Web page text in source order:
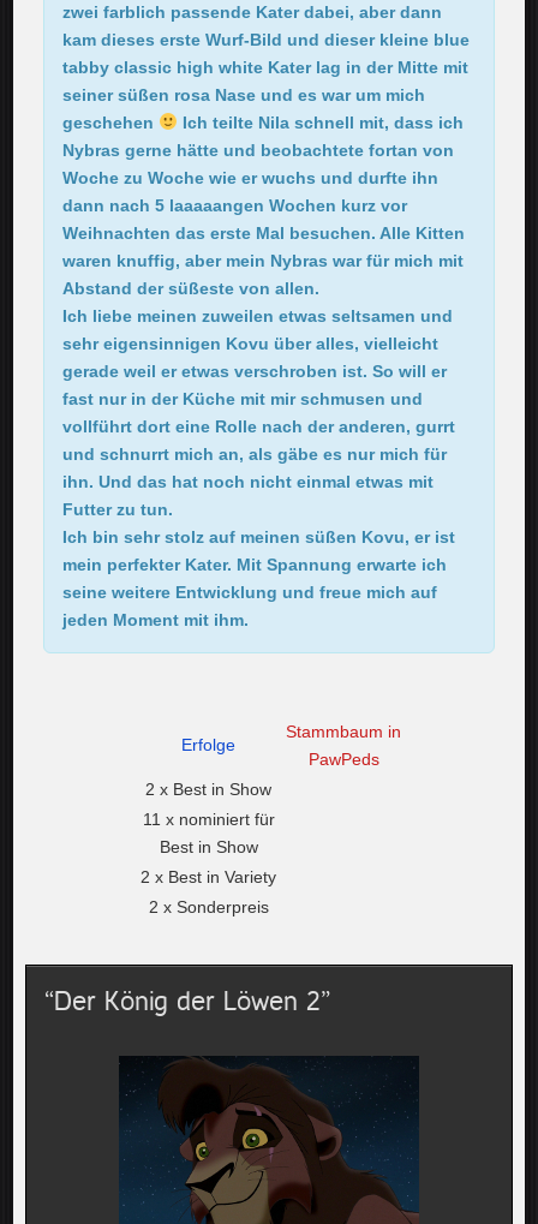
zwei farblich passende Kater dabei, aber dann
kam dieses erste Wurf-Bild und dieser kleine blue
tabby classic high white Kater lag in der Mitte mit
seiner süßen rosa Nase und es war um mich
geschehen
Ich teilte Nila schnell mit, dass ich
Nybras gerne hätte und beobachtete fortan von
Woche zu Woche wie er wuchs und durfte ihn
dann nach 5 laaaaangen Wochen kurz vor
Weihnachten das erste Mal besuchen. Alle Kitten
waren knuffig, aber mein Nybras war für mich mit
Abstand der süßeste von allen.
Ich liebe meinen zuweilen etwas seltsamen und
sehr eigensinnigen Kovu über alles, vielleicht
gerade weil er etwas verschroben ist. So will er
fast nur in der Küche mit mir schmusen und
vollführt dort eine Rolle nach der anderen, gurrt
und schnurrt mich an, als gäbe es nur mich für
ihn. Und das hat noch nicht einmal etwas mit
Futter zu tun.
Ich bin sehr stolz auf meinen süßen Kovu, er ist
mein perfekter Kater. Mit Spannung erwarte ich
seine weitere Entwicklung und freue mich auf
jeden Moment mit ihm.
Erfolge
Stammbaum in
PawPeds
2 x Best in Show
11 x nominiert für
Best in Show
2 x Best in Variety
2 x Sonderpreis
“Der König der Löwen 2”